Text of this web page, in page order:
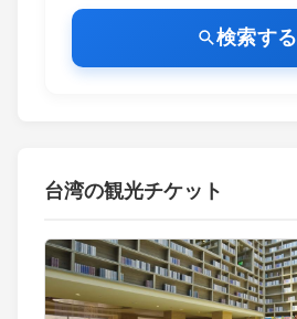
検索する
台湾の観光チケット